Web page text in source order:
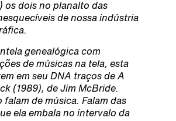
os dois no planalto das
de nossa indústria
genealógica com
de músicas na tela, esta
em seu DNA traços de A
(1989), de Jim McBride.
falam de música. Falam das
ela embala no intervalo da